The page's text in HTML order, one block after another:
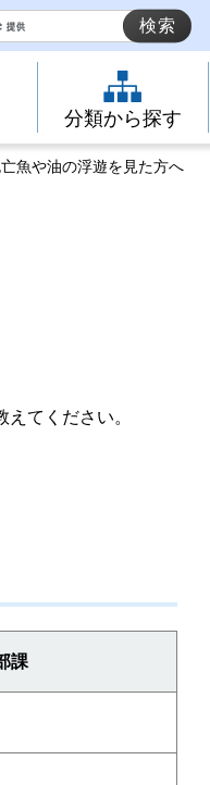
分類から探す
魚や油の浮遊を見た方へ
てください。
課